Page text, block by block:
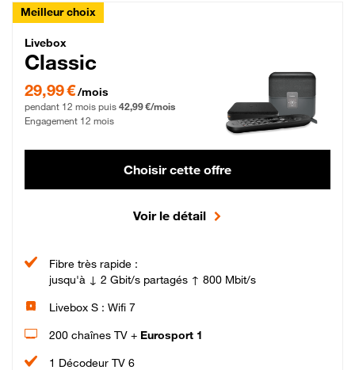
Meilleur choix
Livebox Classic Fibre
Livebox
Classic
29,99 € par mois pendant 12 mois puis 42,99 € par mois, Engagement 12 mois
29,99 €/mois
pendant 12 mois puis 42,99 €/mois
Engagement 12 mois
Choisir cette offre
Voir le détail
Fibre très rapide :
jusqu'à ↓ 2 Gbit/s partagés ↑ 800 Mbit/s
Livebox S : Wifi 7
200 chaînes TV + Eurosport 1
1 Décodeur TV 6